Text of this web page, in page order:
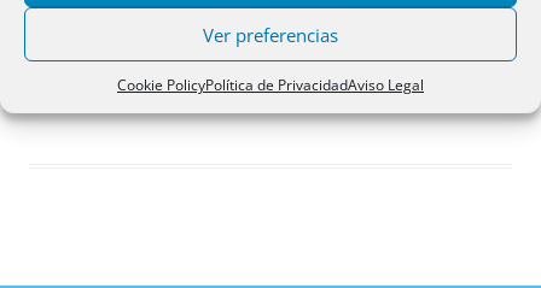
Ver preferencias
Cookie PolicyPolítica de PrivacidadAviso Legal
Acceder
Registro
¿Has olvidado tu contraseña?